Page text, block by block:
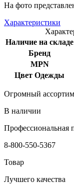
На фото
Характеристики
Наличие на складе
Бренд
MPN
Цвет Одежды
Огромный
В наличии
Профессиональная
8-800-550-5367
Товар
Лучшего качества